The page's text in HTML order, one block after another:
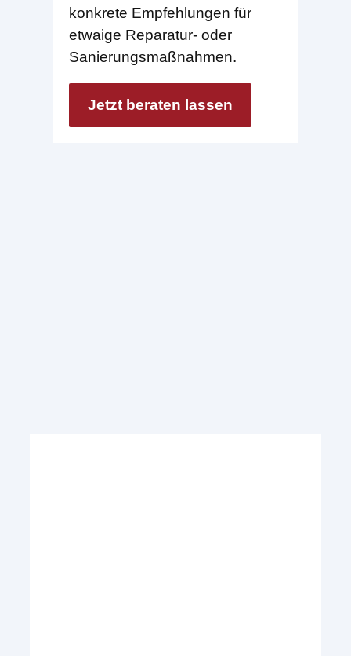
konkrete Empfehlungen für
etwaige Reparatur- oder
Sanierungsmaßnahmen.
Jetzt beraten lassen